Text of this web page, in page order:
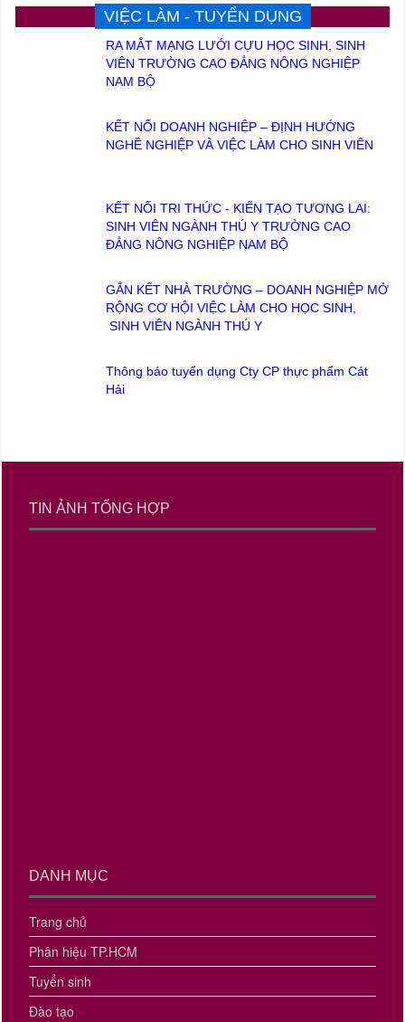
VIỆC LÀM - TUYỂN DỤNG
RA MẮT MẠNG LƯỚI CỰU HỌC SINH, SINH
VIÊN TRƯỜNG CAO ĐẲNG NÔNG NGHIỆP
NAM BỘ
KẾT NỐI DOANH NGHIỆP – ĐỊNH HƯỚNG
NGHỀ NGHIỆP VÀ VIỆC LÀM CHO SINH VIÊN
KẾT NỐI TRI THỨC - KIẾN TẠO TƯƠNG LAI:
SINH VIÊN NGÀNH THÚ Y TRƯỜNG CAO
ĐẲNG NÔNG NGHIỆP NAM BỘ
GẮN KẾT NHÀ TRƯỜNG – DOANH NGHIỆP MỞ
RỘNG CƠ HỘI VIỆC LÀM CHO HỌC SINH,
SINH VIÊN NGÀNH THÚ Y
Thông báo tuyển dụng Cty CP thực phẩm Cát
Hải
TIN ẢNH TỔNG HỢP
DANH MỤC
Trang chủ
Phân hiệu TP.HCM
Tuyển sinh
Đào tạo